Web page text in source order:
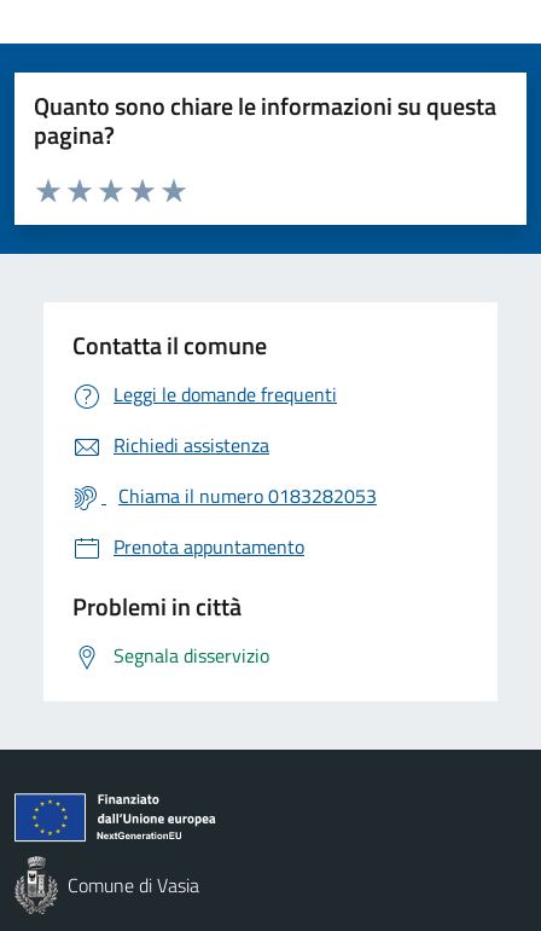
Quanto sono chiare le informazioni su questa
pagina?
Valuta da 1 a 5 stelle la pagina
Valuta 5 stelle su 5
Valuta 4 stelle su 5
Valuta 3 stelle su 5
Valuta 2 stelle su 5
Valuta 1 stelle su 5
Contatta il comune
Leggi le domande frequenti
Richiedi assistenza
Chiama il numero 0183282053
Prenota appuntamento
Problemi in città
Segnala disservizio
Comune di Vasia